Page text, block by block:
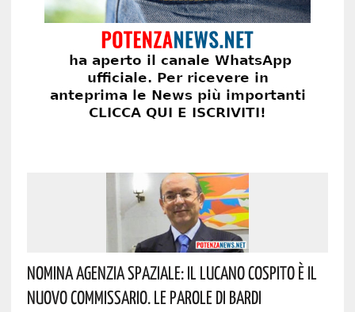
Nomina Agenzia Spaziale: Il Lucano Cospito È Il
Nuovo Commissario. Le Parole Di Bardi